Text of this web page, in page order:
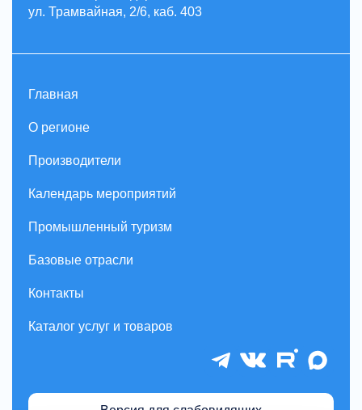
ул. Трамвайная, 2/6, каб. 403
Главная
О регионе
Производители
Календарь мероприятий
Промышленный туризм
Базовые отрасли
Контакты
Каталог услуг и товаров